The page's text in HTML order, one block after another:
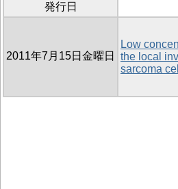
発行日
2011年7月15日金曜日
Low
the local
sarcoma